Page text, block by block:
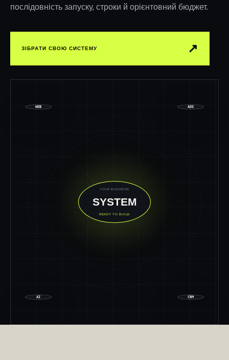
послідовність запуску, строки й орієнтовний бюджет.
ЗІБРАТИ СВОЮ СИСТЕМУ ↗︎
YOUR BUSINESS
SYSTEM
READY TO BUILD
WEB ADS
CRM
AI